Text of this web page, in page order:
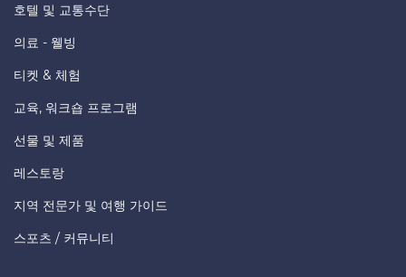
호텔 및 교통수단
의료 - 웰빙
티켓 & 체험
교육, 워크숍 프로그램
선물 및 제품
레스토랑
지역 전문가 및 여행 가이드
스포츠 / 커뮤니티